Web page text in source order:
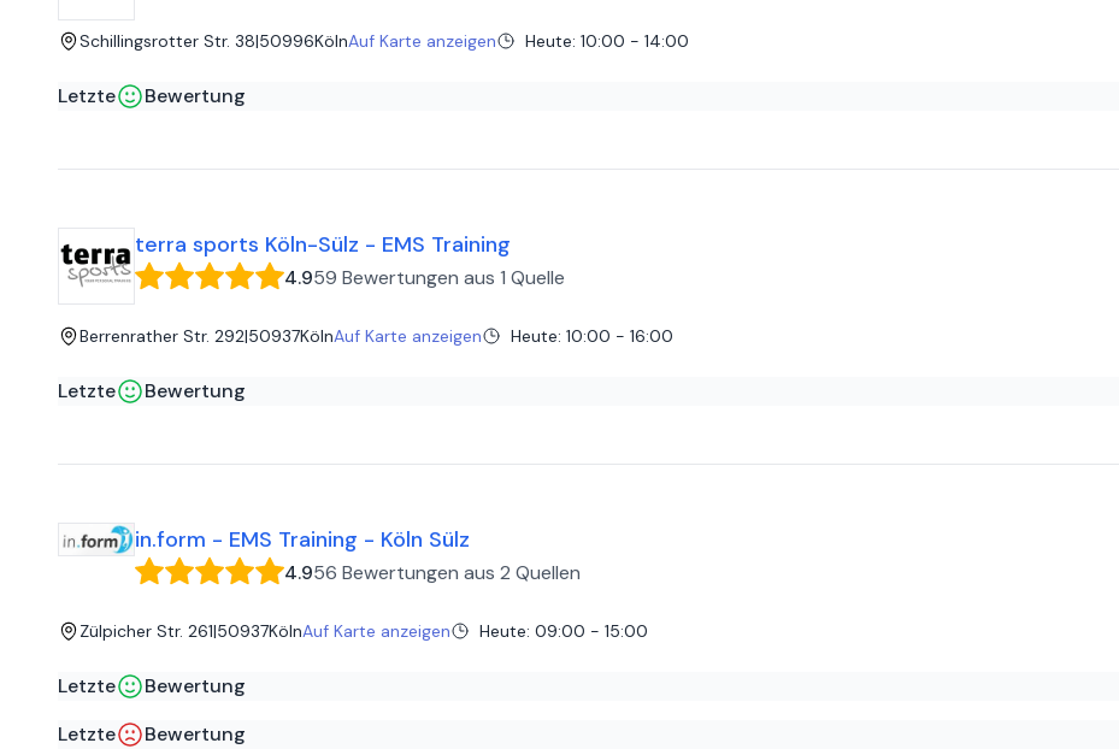
Schillingsrotter Str. 38|50996KölnAuf Karte anzeigen Heute: 10:00 - 14:00
Letzte Bewertung
Ich war nicht langer auf der Suche nach meinem ersten Fitnesstudio. Irgendwann wurde es Zeit sich wieder zu bewegen. Das 4
terra sports Köln-Sülz - EMS Training
4.959 Bewertungen aus 1 Quelle
Berrenrather Str. 292|50937KölnAuf Karte anzeigen Heute: 10:00 - 16:00
Letzte Bewertung
Hat mega Spaß gemacht, und das Team ist sehr freundlich und der Service großartig - da man nichts braucht, außer einem
in.form - EMS Training - Köln Sülz
4.956 Bewertungen aus 2 Quellen
Zülpicher Str. 261|50937KölnAuf Karte anzeigen Heute: 09:00 - 15:00
Letzte Bewertung
Letzte Bewertung